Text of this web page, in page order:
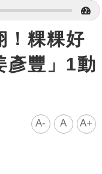
！粿粿好
彥豐」1動
A- A A+